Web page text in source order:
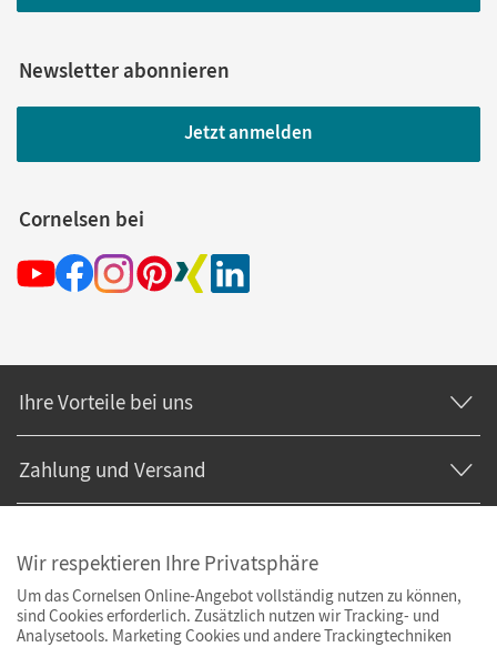
Newsletter abonnieren
Jetzt anmelden
Cornelsen bei
Ihre Vorteile bei uns
Zahlung und Versand
Wir respektieren Ihre Privatsphäre
Um das Cornelsen Online-Angebot vollständig nutzen zu können,
sind Cookies erforderlich. Zusätzlich nutzen wir Tracking- und
Analysetools. Marketing Cookies und andere Trackingtechniken